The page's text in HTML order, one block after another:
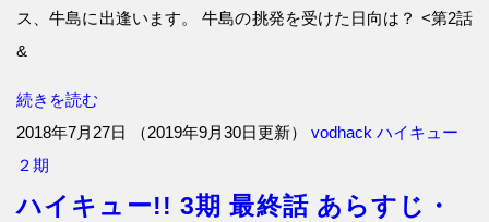
ス、牛島に出逢います。 牛島の挑発を受けた日向は？ <第2話
&
続きを読む
2018年7月27日
（2019年9月30日更新） vodhack ハイキュー
２期
ハイキュー!! 3期 最終話 あらすじ・